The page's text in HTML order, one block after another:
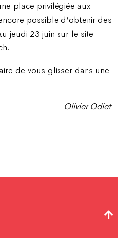
place privilégiée aux
possible d’obtenir des
jeudi 23 juin sur le site
de vous glisser dans une
Olivier Odiet